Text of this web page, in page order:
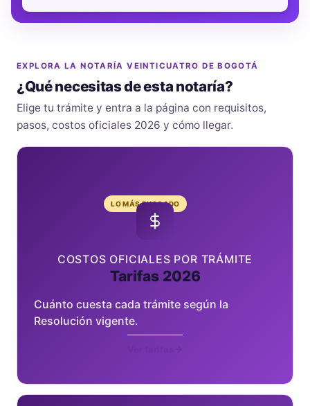
EXPLORA LA NOTARÍA VEINTICUATRO DE BOGOTÁ
¿Qué necesitas de esta notaría?
Elige tu trámite y entra a la página con requisitos,
pasos, costos oficiales 2026 y cómo llegar.
LO MÁS BUSCADO
COSTOS OFICIALES POR TRÁMITE
Tarifas 2026
Cuánto cuesta cada trámite según la
Resolución vigente.